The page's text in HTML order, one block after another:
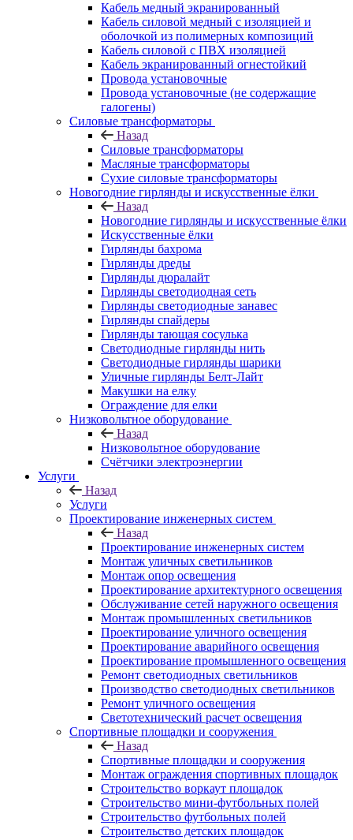
Кабель медный экранированный
Кабель силовой медный с изоляцией и
оболочкой из полимерных композиций
Кабель силовой с ПВХ изоляцией
Кабель экранированный огнестойкий
Провода установочные
Провода установочные (не содержащие
галогены)
Силовые трансформаторы
Назад
Силовые трансформаторы
Масляные трансформаторы
Сухие силовые трансформаторы
Новогодние гирлянды и искусственные ёлки
Назад
Новогодние гирлянды и искусственные ёлки
Искусственные ёлки
Гирлянды бахрома
Гирлянды дреды
Гирлянды дюралайт
Гирлянды светодиодная сеть
Гирлянды светодиодные занавес
Гирлянды спайдеры
Гирлянды тающая сосулька
Светодиодные гирлянды нить
Светодиодные гирлянды шарики
Уличные гирлянды Белт-Лайт
Макушки на елку
Ограждение для елки
Низковольтное оборудование
Назад
Низковольтное оборудование
Счётчики электроэнергии
Услуги
Назад
Услуги
Проектирование инженерных систем
Назад
Проектирование инженерных систем
Монтаж уличных светильников
Монтаж опор освещения
Проектирование архитектурного освещения
Обслуживание сетей наружного освещения
Монтаж промышленных светильников
Проектирование уличного освещения
Проектирование аварийного освещения
Проектирование промышленного освещения
Ремонт светодиодных светильников
Производство светодиодных светильников
Ремонт уличного освещения
Светотехнический расчет освещения
Спортивные площадки и сооружения
Назад
Спортивные площадки и сооружения
Монтаж ограждения спортивных площадок
Строительство воркаут площадок
Строительство мини-футбольных полей
Строительство футбольных полей
Строительство детских площадок